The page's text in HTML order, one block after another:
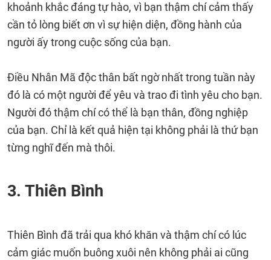
khoảnh khắc đáng tự hào, vì bạn thậm chí cảm thấy
cần tỏ lòng biết ơn vì sự hiện diện, đồng hành của
người ấy trong cuộc sống của bạn.
Điều Nhân Mã độc thân bất ngờ nhất trong tuần này
đó là có một người để yêu và trao đi tình yêu cho bạn.
Người đó thậm chí có thể là bạn thân, đồng nghiệp
của bạn. Chỉ là kết quả hiện tại không phải là thứ bạn
từng nghĩ đến mà thôi.
3. Thiên Bình
Thiên Bình đã trải qua khó khăn và thậm chí có lúc
cảm giác muốn buông xuôi nên không phải ai cũng